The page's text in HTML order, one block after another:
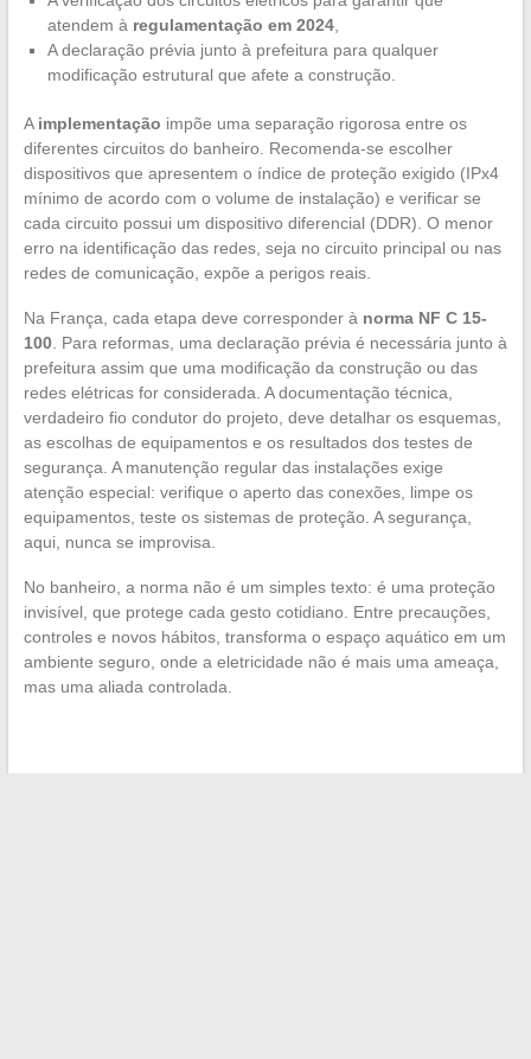
atendem à regulamentação em 2024,
A declaração prévia junto à prefeitura para qualquer
modificação estrutural que afete a construção.
A implementação impõe uma separação rigorosa entre os
diferentes circuitos do banheiro. Recomenda-se escolher
dispositivos que apresentem o índice de proteção exigido (IPx4
mínimo de acordo com o volume de instalação) e verificar se
cada circuito possui um dispositivo diferencial (DDR). O menor
erro na identificação das redes, seja no circuito principal ou nas
redes de comunicação, expõe a perigos reais.
Na França, cada etapa deve corresponder à norma NF C 15-
100. Para reformas, uma declaração prévia é necessária junto à
prefeitura assim que uma modificação da construção ou das
redes elétricas for considerada. A documentação técnica,
verdadeiro fio condutor do projeto, deve detalhar os esquemas,
as escolhas de equipamentos e os resultados dos testes de
segurança. A manutenção regular das instalações exige
atenção especial: verifique o aperto das conexões, limpe os
equipamentos, teste os sistemas de proteção. A segurança,
aqui, nunca se improvisa.
No banheiro, a norma não é um simples texto: é uma proteção
invisível, que protege cada gesto cotidiano. Entre precauções,
controles e novos hábitos, transforma o espaço aquático em um
ambiente seguro, onde a eletricidade não é mais uma ameaça,
mas uma aliada controlada.